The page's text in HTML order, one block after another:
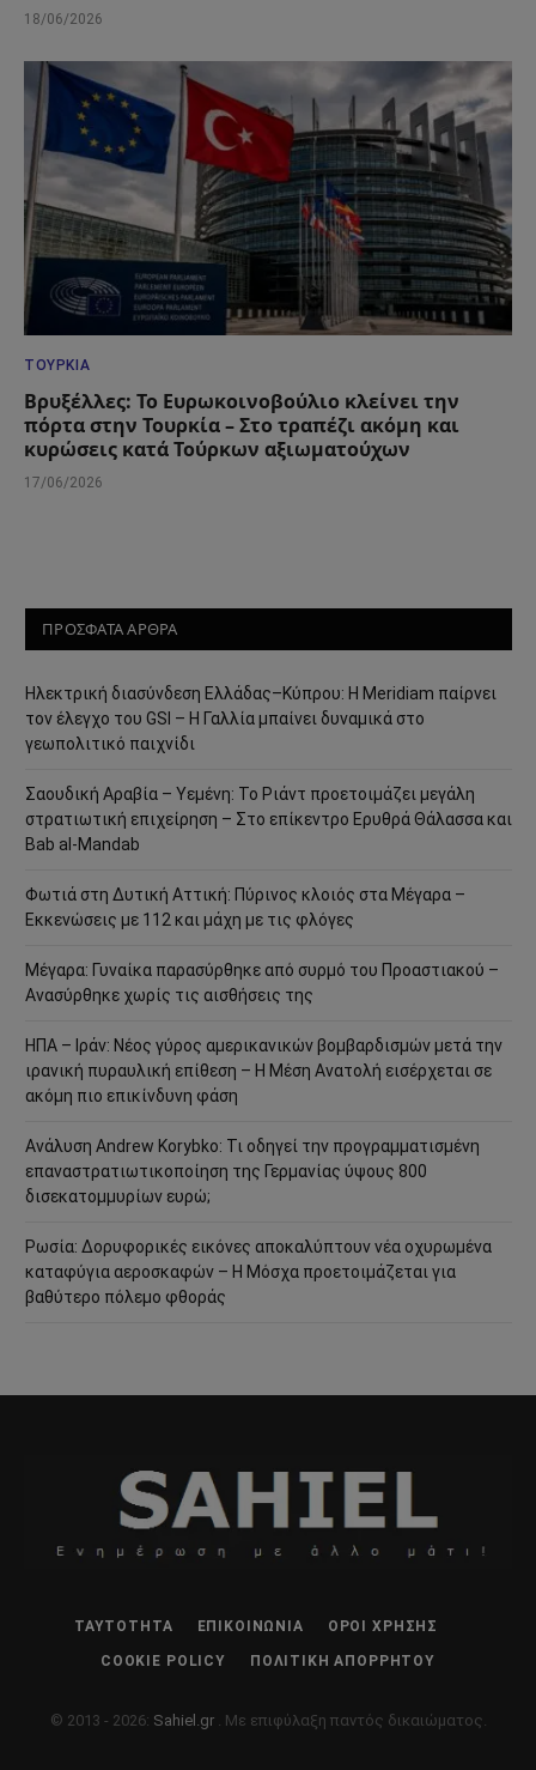
18/06/2026
ΤΟΥΡΚΊΑ
Βρυξέλλες: Το Ευρωκοινοβούλιο κλείνει την
πόρτα στην Τουρκία – Στο τραπέζι ακόμη και
κυρώσεις κατά Τούρκων αξιωματούχων
17/06/2026
ΠΡΟΣΦΑΤΑ ΑΡΘΡΑ
Ηλεκτρική διασύνδεση Ελλάδας–Κύπρου: Η Meridiam παίρνει
τον έλεγχο του GSI – Η Γαλλία μπαίνει δυναμικά στο
γεωπολιτικό παιχνίδι
Σαουδική Αραβία – Υεμένη: Το Ριάντ προετοιμάζει μεγάλη
στρατιωτική επιχείρηση – Στο επίκεντρο Ερυθρά Θάλασσα και
Bab al-Mandab
Φωτιά στη Δυτική Αττική: Πύρινος κλοιός στα Μέγαρα –
Εκκενώσεις με 112 και μάχη με τις φλόγες
Μέγαρα: Γυναίκα παρασύρθηκε από συρμό του Προαστιακού –
Ανασύρθηκε χωρίς τις αισθήσεις της
ΗΠΑ – Ιράν: Νέος γύρος αμερικανικών βομβαρδισμών μετά την
ιρανική πυραυλική επίθεση – Η Μέση Ανατολή εισέρχεται σε
ακόμη πιο επικίνδυνη φάση
Ανάλυση Andrew Korybko: Τι οδηγεί την προγραμματισμένη
επαναστρατιωτικοποίηση της Γερμανίας ύψους 800
δισεκατομμυρίων ευρώ;
Ρωσία: Δορυφορικές εικόνες αποκαλύπτουν νέα οχυρωμένα
καταφύγια αεροσκαφών – Η Μόσχα προετοιμάζεται για
βαθύτερο πόλεμο φθοράς
ΤΑΥΤΌΤΗΤΑ ΕΠΙΚΟΙΝΩΝΊΑ ΌΡΟΙ ΧΡΉΣΗΣ
COOKIE POLICY ΠΟΛΙΤΙΚΉ ΑΠΟΡΡΉΤΟΥ
© 2013 - 2026: Sahiel.gr . Με επιφύλαξη παντός δικαιώματος.